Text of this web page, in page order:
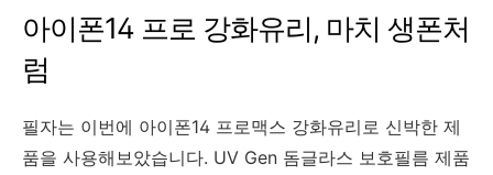
아이폰14 프로 강화유리, 마치 생폰처
럼
필자는 이번에 아이폰14 프로맥스 강화유리로 신박한 제
품을 사용해보았습니다. UV Gen 돔글라스 보호필름 제품